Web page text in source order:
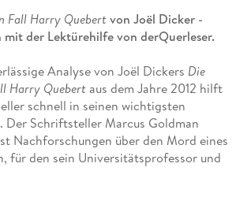
Fall Harry Quebertvon Joël Dicker -
der Lektürehilfe von derQuerleser.
Analyse von Joël Dickers Die
Harry Quebertaus dem Jahre 2012 hilft
schnell in seinen wichtigsten
Der Schriftsteller Marcus Goldman
Nachforschungen über den Mord eines
für den sein Universitätsprofessor und